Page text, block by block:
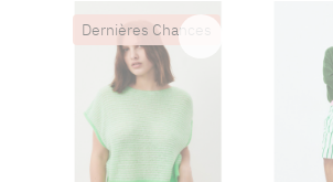
Dernières Chances